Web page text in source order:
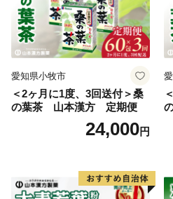
愛知県小牧市
＜2ヶ月に1度、3回送付＞桑
の葉茶 山本漢方 定期便
24,000円